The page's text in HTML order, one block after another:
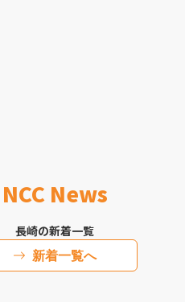
NCC News
長崎の新着一覧
新着一覧へ